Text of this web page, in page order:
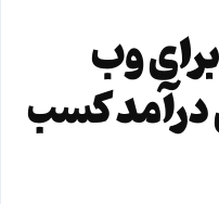
وب
درآمد کسب